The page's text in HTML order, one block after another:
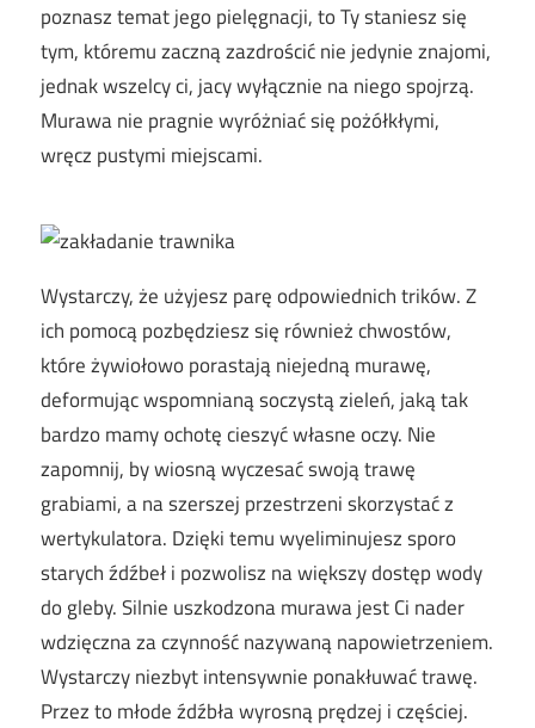
poznasz temat jego pielęgnacji, to Ty staniesz się
tym, któremu zaczną zazdrościć nie jedynie znajomi,
jednak wszelcy ci, jacy wyłącznie na niego spojrzą.
Murawa nie pragnie wyróżniać się pożółkłymi,
wręcz pustymi miejscami.
Wystarczy, że użyjesz parę odpowiednich trików. Z
ich pomocą pozbędziesz się również chwostów,
które żywiołowo porastają niejedną murawę,
deformując wspomnianą soczystą zieleń, jaką tak
bardzo mamy ochotę cieszyć własne oczy. Nie
zapomnij, by wiosną wyczesać swoją trawę
grabiami, a na szerszej przestrzeni skorzystać z
wertykulatora. Dzięki temu wyeliminujesz sporo
starych źdźbeł i pozwolisz na większy dostęp wody
do gleby. Silnie uszkodzona murawa jest Ci nader
wdzięczna za czynność nazywaną napowietrzeniem.
Wystarczy niezbyt intensywnie ponakłuwać trawę.
Przez to młode źdźbła wyrosną prędzej i częściej.